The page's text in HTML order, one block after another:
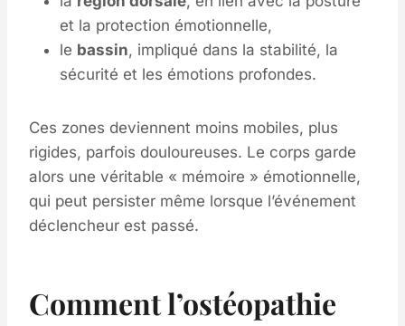
et la protection émotionnelle,
le bassin, impliqué dans la stabilité, la
sécurité et les émotions profondes.
Ces zones deviennent moins mobiles, plus
rigides, parfois douloureuses. Le corps garde
alors une véritable « mémoire » émotionnelle,
qui peut persister même lorsque l’événement
déclencheur est passé.
Comment l’ostéopathie